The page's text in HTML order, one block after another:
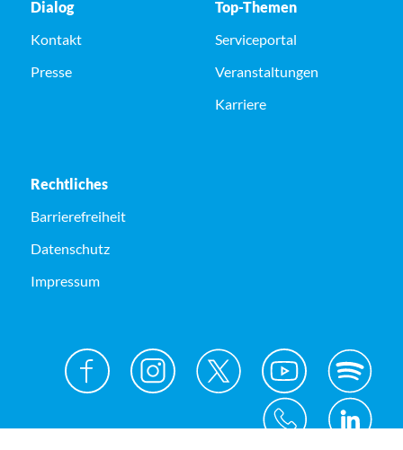
Dialog
Kontakt
Presse
Top-Themen
Serviceportal
Veranstaltungen
Karriere
Rechtliches
Barrierefreiheit
Datenschutz
Impressum